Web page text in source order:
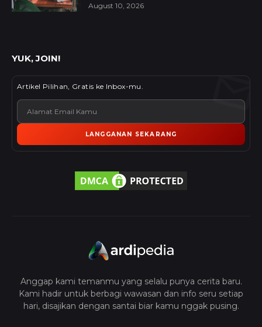
August 10, 2026
YUK, JOIN!
Artikel Pilihan, Gratis ke Inbox-mu.
LANGGANAN SEKARANG
Anggap kami temanmu yang selalu punya cerita baru.
Kami hadir untuk berbagi wawasan dan info seru setiap
hari, disajikan dengan santai biar kamu nggak pusing.